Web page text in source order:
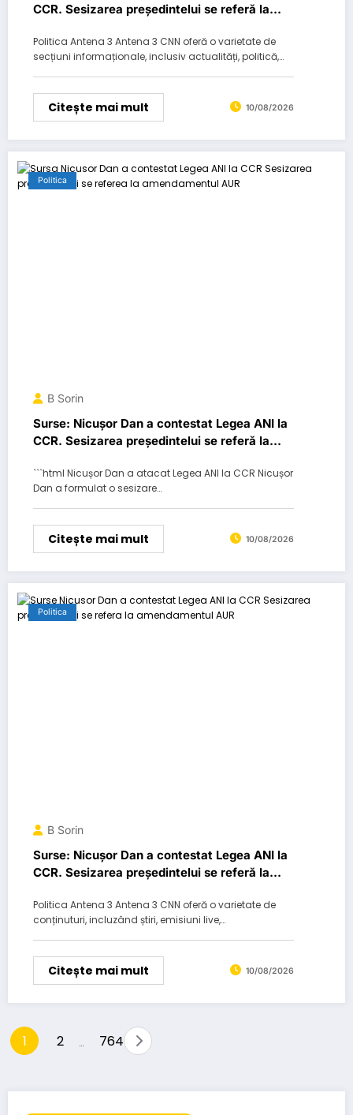
CCR. Sesizarea președintelui se referă la
Politica Antena 3 Antena 3 CNN oferă o varietate de
secțiuni informaționale, inclusiv actualități, politică,…
Citește mai mult 10/08/2026
Politica
B Sorin
Surse: Nicușor Dan a contestat Legea ANI la
CCR. Sesizarea președintelui se referă la
```html Nicușor Dan a atacat Legea ANI la CCR Nicușor
Dan a formulat o sesizare…
Citește mai mult 10/08/2026
Politica
B Sorin
Surse: Nicușor Dan a contestat Legea ANI la
CCR. Sesizarea președintelui se referă la
Politica Antena 3 Antena 3 CNN oferă o varietate de
conținuturi, incluzând știri, emisiuni live,…
Citește mai mult 10/08/2026
Paginație
1 2 764